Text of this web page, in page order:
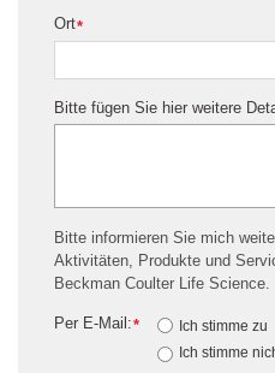
*
Ort
Bitte fügen Sie hier weitere
Bitte informieren Sie mich
Aktivitäten, Produkte und
Beckman Coulter Life Science.
*
Per E-Mail:
Ich stimme zu
Ich stimme